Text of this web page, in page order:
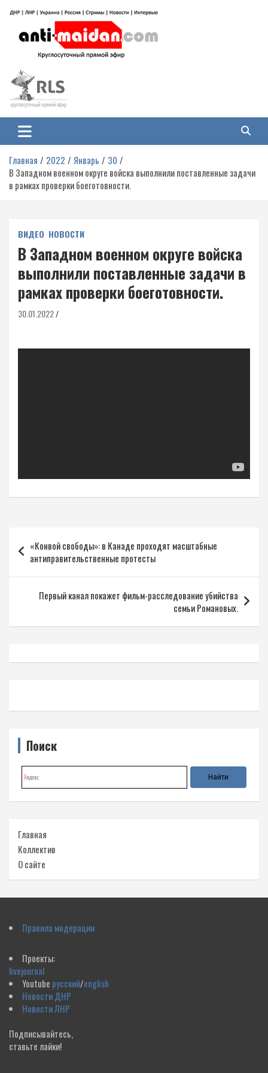
содержимому
Антимайдан: Гражданская война
на Украине
гражданской войне на Украине, включая события в Новороссии, ДНР,
ЛНР и других регионах.
Главная 2022 Январь
30
В Западном военном округе войска выполнили поставленные задачи
в рамках проверки боеготовности.
ВИДЕО НОВОСТИ
В Западном военном округе войска
выполнили поставленные задачи в
рамках проверки боеготовности.
30.01.2022
по
записям
«Конвой свободы»: в Канаде проходят масштабные
антиправительственные протесты
Первый канал покажет фильм-расследование убийства
семьи Романовых.
Поиск
Главная
Коллектив
О сайте
Правила модерации
Проекты:
livejournal
Youtube русский/english
Новости ДНР
Новости ЛНР
Подписывайтесь,
ставьте лайки!